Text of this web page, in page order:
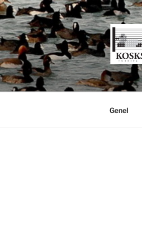
İçeriğe
geç
Genel